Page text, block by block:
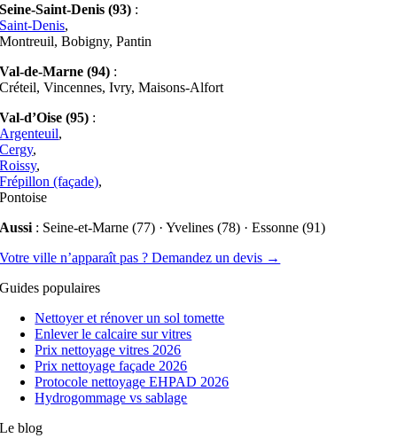
Seine-Saint-Denis (93) :
Saint-Denis,
Montreuil, Bobigny, Pantin
Val-de-Marne (94) :
Créteil, Vincennes, Ivry, Maisons-Alfort
Val-d’Oise (95) :
Argenteuil,
Cergy,
Roissy,
Frépillon (façade),
Pontoise
Aussi : Seine-et-Marne (77) · Yvelines (78) · Essonne (91)
Votre ville n’apparaît pas ? Demandez un devis →
Guides populaires
Nettoyer et rénover un sol tomette
Enlever le calcaire sur vitres
Prix nettoyage vitres 2026
Prix nettoyage façade 2026
Protocole nettoyage EHPAD 2026
Hydrogommage vs sablage
Le blog